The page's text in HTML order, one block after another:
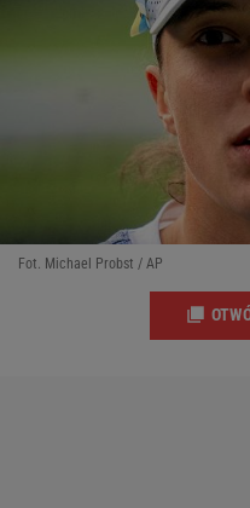
Fot. Michael Probst / AP